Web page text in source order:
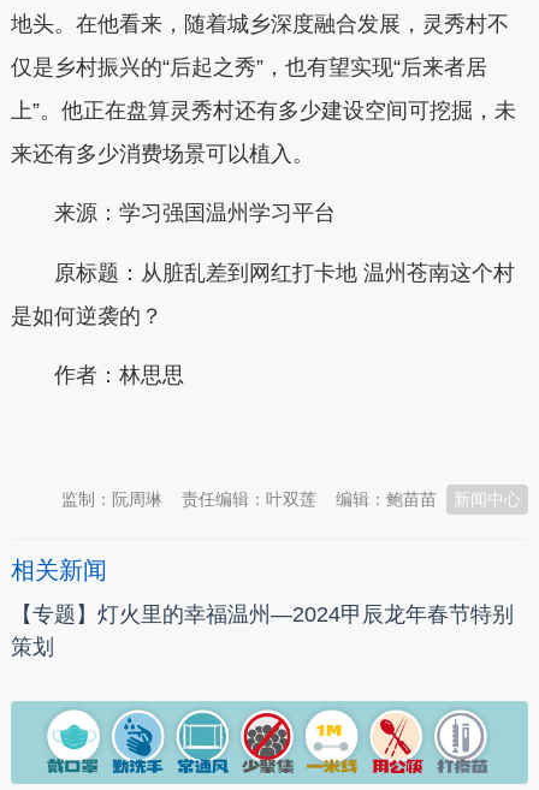
地头。在他看来，随着城乡深度融合发展，灵秀村不
仅是乡村振兴的“后起之秀”，也有望实现“后来者居
上”。他正在盘算灵秀村还有多少建设空间可挖掘，未
来还有多少消费场景可以植入。
来源：学习强国温州学习平台
原标题：从脏乱差到网红打卡地 温州苍南这个村
是如何逆袭的？
作者：林思思
新闻中心
编辑：鲍苗苗
责任编辑：叶双莲
监制：阮周琳
相关新闻
【专题】灯火里的幸福温州—2024甲辰龙年春节特别
策划